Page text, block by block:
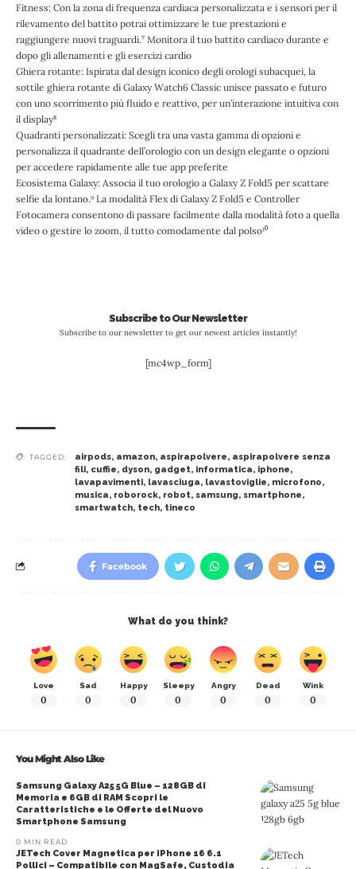
Fitness: Con la zona di frequenza cardiaca personalizzata e i sensori per il
rilevamento del battito potrai ottimizzare le tue prestazioni e
raggiungere nuovi traguardi.⁷ Monitora il tuo battito cardiaco durante e
dopo gli allenamenti e gli esercizi cardio
Ghiera rotante: Ispirata dal design iconico degli orologi subacquei, la
sottile ghiera rotante di Galaxy Watch6 Classic unisce passato e futuro
con uno scorrimento più fluido e reattivo, per un’interazione intuitiva con
il display⁸
Quadranti personalizzati: Scegli tra una vasta gamma di opzioni e
personalizza il quadrante dell’orologio con un design elegante o opzioni
per accedere rapidamente alle tue app preferite
Ecosistema Galaxy: Associa il tuo orologio a Galaxy Z Fold5 per scattare
selfie da lontano.⁹ La modalità Flex di Galaxy Z Fold5 e Controller
Fotocamera consentono di passare facilmente dalla modalità foto a quella
video o gestire lo zoom, il tutto comodamente dal polso¹⁰
Subscribe to Our Newsletter
Subscribe to our newsletter to get our newest articles instantly!
[mc4wp_form]
TAGGED: airpods, amazon, aspirapolvere, aspirapolvere senza
fili, cuffie, dyson, gadget, informatica, iphone,
lavapavimenti, lavasciuga, lavastoviglie, microfono,
musica, roborock, robot, samsung, smartphone,
smartwatch, tech, tineco
Facebook
What do you think?
Love
0
Sad
0
Happy
0
Sleepy
0
Angry
0
Dead
0
Wink
0
You Might Also Like
Samsung Galaxy A25 5G Blue – 128GB di
Memoria e 6GB di RAM Scopri le
Caratteristiche e le Offerte del Nuovo
Smartphone Samsung
0 MIN READ
JETech Cover Magnetica per iPhone 16 6.1
Pollici – Compatibile con MagSafe, Custodia